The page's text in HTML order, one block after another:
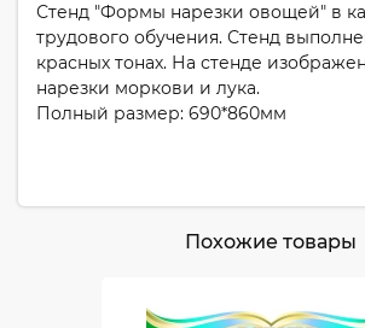
Стенд "Формы нарезки овощей" в
трудового обучения. Стенд
красных тонах. На стенде
нарезки моркови и лука.
Полный размер: 690*860мм
Похожие товары